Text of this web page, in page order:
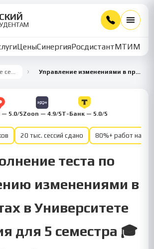
ЦеныСинергияРосдистантМТИММУ
Все семестры Управление изменениями в проектах 5 семестр
— 5.0/5Zoon — 4.9/5Т-Банк — 5.0/5
20 тыс. сессий сдано 80%+ работ на
теста по
изменениями в
в Университете
для 5 семестра 🎓